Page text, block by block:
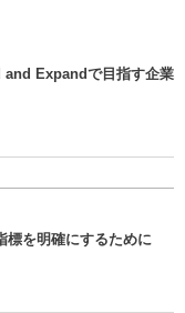
Expandで目指す企業
を明確にするために